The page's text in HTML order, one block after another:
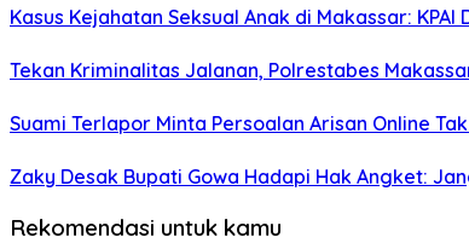
Kasus Kejahatan Seksual Anak di Makassar:
Tekan Kriminalitas Jalanan, Polrestabes
Suami Terlapor Minta Persoalan Arisan Online
Zaky Desak Bupati Gowa Hadapi Hak Angket:
Rekomendasi untuk kamu